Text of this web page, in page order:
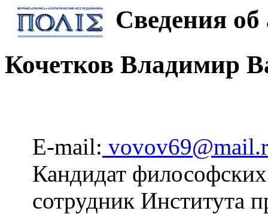
Сведения об
Кочетков Владимир
E-mail:
Кандидат
сотрудник Института